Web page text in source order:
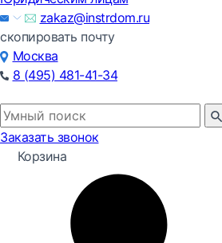
zakaz@instrdom.ru
скопировать почту
Москва
8 (495) 481-41-34
Заказать звонок
Корзина